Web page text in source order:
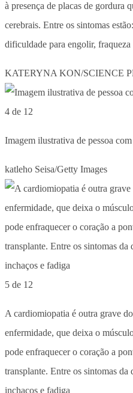
à presença de placas de gordura
cerebrais. Entre os sintomas
dificuldade para engolir,
KATERYNA KON/SCIENCE
4 de 12
Imagem ilustrativa de pessoa
katleho Seisa/Getty Images
5 de 12
A cardiomiopatia é outra grave
enfermidade, que deixa o
pode enfraquecer o coração a
transplante. Entre os sintomas da
inchaços e fadiga